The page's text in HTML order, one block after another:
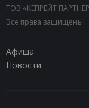
ТОВ «КЕПРЕЙТ
Все права защищены.
Афиша
Новости